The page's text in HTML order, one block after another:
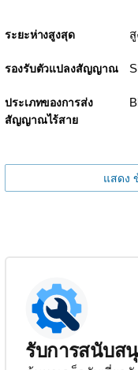
ระยะห่างสูงสุด
รองรับตัวแปลงสัญญาณ
ประเภทของการส่ง
สัญญาณไร้สาย
แสดง
รับการสนับ